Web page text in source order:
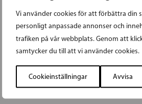
Vi använder cookies för att förbättra din
personligt anpassade annonser och
trafiken på vår webbplats. Genom att
samtycker du till att vi använder cookies.
Cookieinställningar Avvisa
SFP:s ordförande Anna-Maja
ifrågasätter starkt
representanters beslut i
hälsovårdsutskott, att avsluta
experthörandena i utskottet
regeringens bemötande om